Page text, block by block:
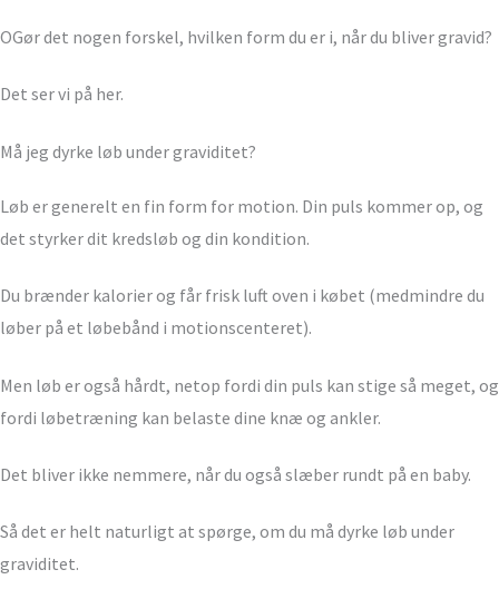
OGør det nogen forskel, hvilken form du er i, når du bliver gravid?
Det ser vi på her.
Må jeg dyrke løb under graviditet?
Løb er generelt en fin form for motion. Din puls kommer op, og
det styrker dit kredsløb og din kondition.
Du brænder kalorier og får frisk luft oven i købet (medmindre du
løber på et løbebånd i motionscenteret).
Men løb er også hårdt, netop fordi din puls kan stige så meget, og
fordi løbetræning kan belaste dine knæ og ankler.
Det bliver ikke nemmere, når du også slæber rundt på en baby.
Så det er helt naturligt at spørge, om du må dyrke løb under
graviditet.